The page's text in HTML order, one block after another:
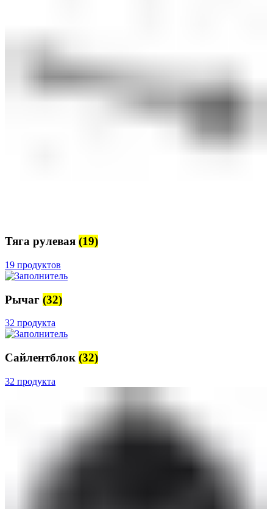
Тяга рулевая (19)
19 продуктов
Рычаг (32)
32 продукта
Сайлентблок (32)
32 продукта